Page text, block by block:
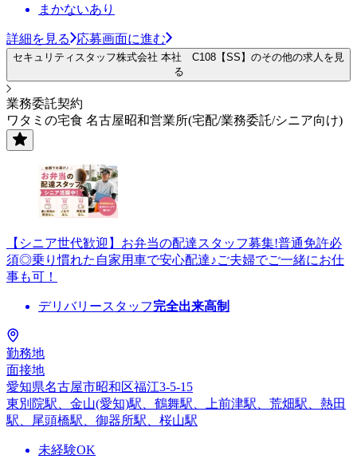
まかないあり
詳細を見る 応募画面に進む
セキュリティスタッフ株式会社 本社 C108【SS】のその他の求人を見
る
業務委託契約
ワタミの宅食 名古屋昭和営業所(宅配/業務委託/シニア向け)
【シニア世代歓迎】お弁当の配達スタッフ募集!普通免許必
須◎乗り慣れた自家用車で安心配達♪ご夫婦でご一緒にお仕
事も可！
デリバリースタッフ完全出来高制
勤務地
面接地
愛知県名古屋市昭和区福江3-5-15
東別院駅、金山(愛知)駅、鶴舞駅、上前津駅、荒畑駅、熱田
駅、尾頭橋駅、御器所駅、桜山駅
未経験OK